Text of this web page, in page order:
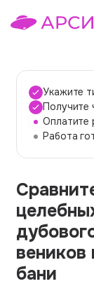
Темы работ
О сервисе
О компании
Наши
Порядок
Вопросы и
Контакты
Укажите
Получите
Оплатите
Работа
веников
бани